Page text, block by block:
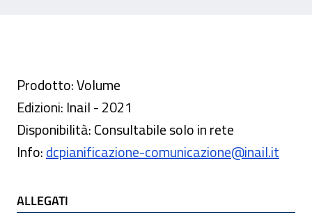
Prodotto: Volume
Edizioni: Inail - 2021
Disponibilità: Consultabile solo in rete
Info:dcpianificazione-comunicazione@inail.it
ALLEGATI